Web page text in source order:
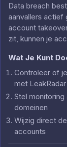
Data breach
aanvallers actief
account
zit, kunnen je
Wat Je Kunt
Controleer of
met LeakRadar
Stel
domeinen
Wijzig direct
accounts